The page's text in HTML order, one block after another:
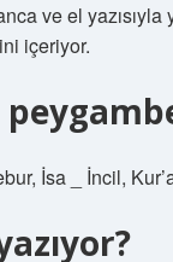
ve el
içeriyor.
İsa _ İncil,